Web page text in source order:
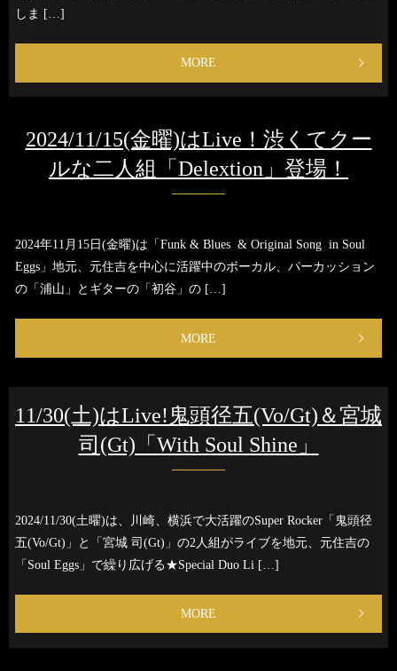
しま […]
MORE
2024/11/15(金曜)はLive！渋くてクー
ルな二人組「Delextion」登場！
2024年11月15日(金曜)は「Funk & Blues & Original Song in Soul
Eggs」地元、元住吉を中心に活躍中のボーカル、パーカッション
の「浦山」とギターの「初谷」の […]
MORE
11/30(土)はLive!鬼頭径五(Vo/Gt)＆宮城
司(Gt)「With Soul Shine」
2024/11/30(土曜)は、川崎、横浜で大活躍のSuper Rocker「鬼頭径
五(Vo/Gt)」と「宮城 司(Gt)」の2人組がライブを地元、元住吉の
「Soul Eggs」で繰り広げる★Special Duo Li […]
MORE